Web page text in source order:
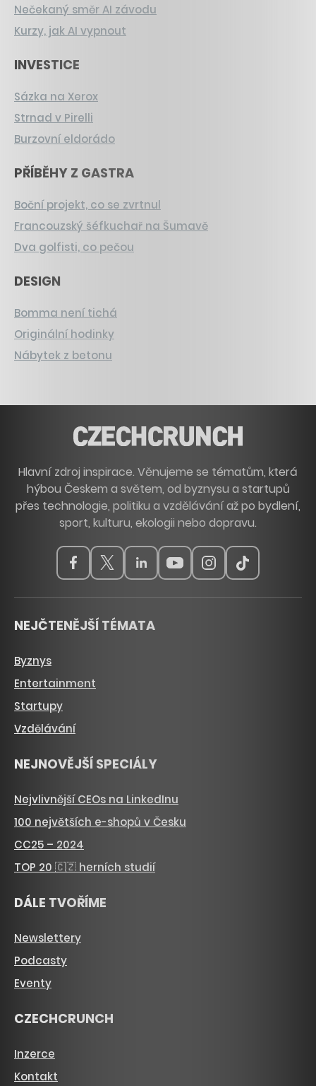
Nečekaný směr AI závodu
Kurzy, jak AI vypnout
INVESTICE
Sázka na Xerox
Strnad v Pirelli
Burzovní eldorádo
PŘÍBĚHY Z GASTRA
Boční projekt, co se zvrtnul
Francouzský šéfkuchař na Šumavě
Dva golfisti, co pečou
DESIGN
Bomma není tichá
Originální hodinky
Nábytek z betonu
Hlavní zdroj inspirace. Věnujeme se tématům, která
hýbou Českem a světem, od byznysu a startupů
přes technologie, politiku a vzdělávání až po bydlení,
sport, kulturu, ekologii nebo dopravu.
NEJČTENĚJŠÍ TÉMATA
Byznys
Entertainment
Startupy
Vzdělávání
NEJNOVĚJŠÍ SPECIÁLY
Nejvlivnější CEOs na LinkedInu
100 největších e-shopů v Česku
CC25 – 2024
TOP 20 🇨🇿 herních studií
DÁLE TVOŘÍME
Newslettery
Podcasty
Eventy
CZECHCRUNCH
Inzerce
Kontakt